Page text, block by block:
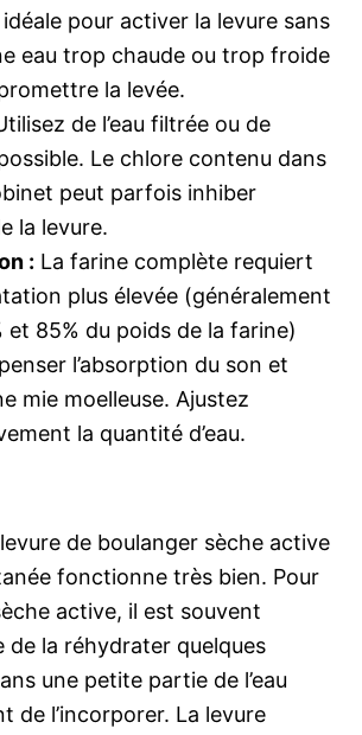
pour activer la levure sans
eau trop chaude ou trop froide
la levée.
de l’eau filtrée ou de
Le chlore contenu dans
peut parfois inhiber
la levure.
: La farine complète requiert
plus élevée (généralement
et 85% du poids de la farine)
l’absorption du son et
mie moelleuse. Ajustez
la quantité d’eau.
de boulanger sèche active
fonctionne très bien. Pour
active, il est souvent
de la réhydrater quelques
une petite partie de l’eau
de l’incorporer. La levure